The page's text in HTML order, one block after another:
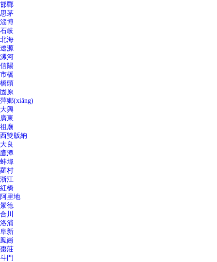
邯鄲
思茅
淄博
石岐
北海
遼源
漯河
信陽
市橋
橋頭
固原
萍鄉(xiāng)
大興
廣東
祖廟
西雙版納
大良
鷹潭
蚌埠
羅村
浙江
紅橋
阿里地
景德
合川
洛浦
阜新
鳳崗
棗莊
斗門